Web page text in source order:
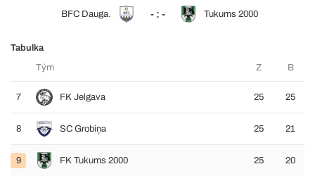
BFC Dauga.
- : - Tukums 2000
Tabulka
Tým
Z B
7 FK Jelgava 25 25
8 SC Grobiņa 25 21
9 FK Tukums 2000 25 20